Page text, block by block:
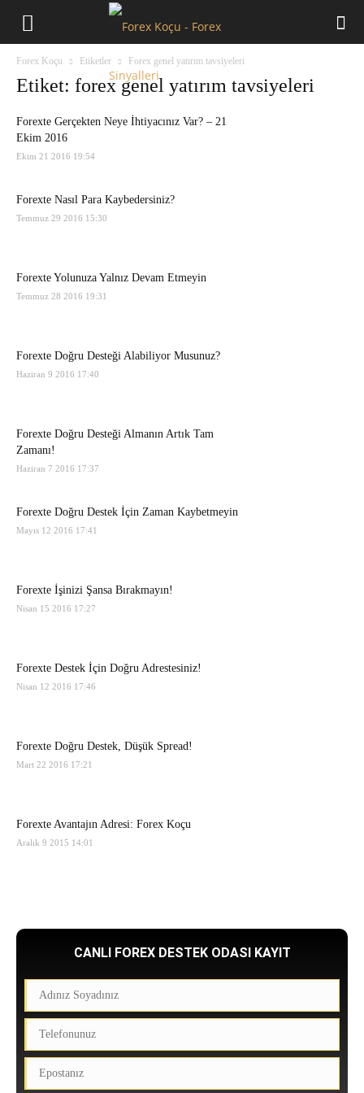
Forex Koçu Etiketler Forex genel yatırım tavsiyeleri
Etiket: forex genel yatırım tavsiyeleri
Forexte Gerçekten Neye İhtiyacınız Var? – 21
Ekim 2016
Ekim 21 2016 19:54
Forexte Nasıl Para Kaybedersiniz?
Temmuz 29 2016 15:30
Forexte Yolunuza Yalnız Devam Etmeyin
Temmuz 28 2016 19:31
Forexte Doğru Desteği Alabiliyor Musunuz?
Haziran 9 2016 17:40
Forexte Doğru Desteği Almanın Artık Tam
Zamanı!
Haziran 7 2016 17:37
Forexte Doğru Destek İçin Zaman Kaybetmeyin
Mayıs 12 2016 17:41
Forexte İşinizi Şansa Bırakmayın!
Nisan 15 2016 17:27
Forexte Destek İçin Doğru Adrestesiniz!
Nisan 12 2016 17:46
Forexte Doğru Destek, Düşük Spread!
Mart 22 2016 17:21
Forexte Avantajın Adresi: Forex Koçu
Aralık 9 2015 14:01
CANLI FOREX DESTEK ODASI KAYIT